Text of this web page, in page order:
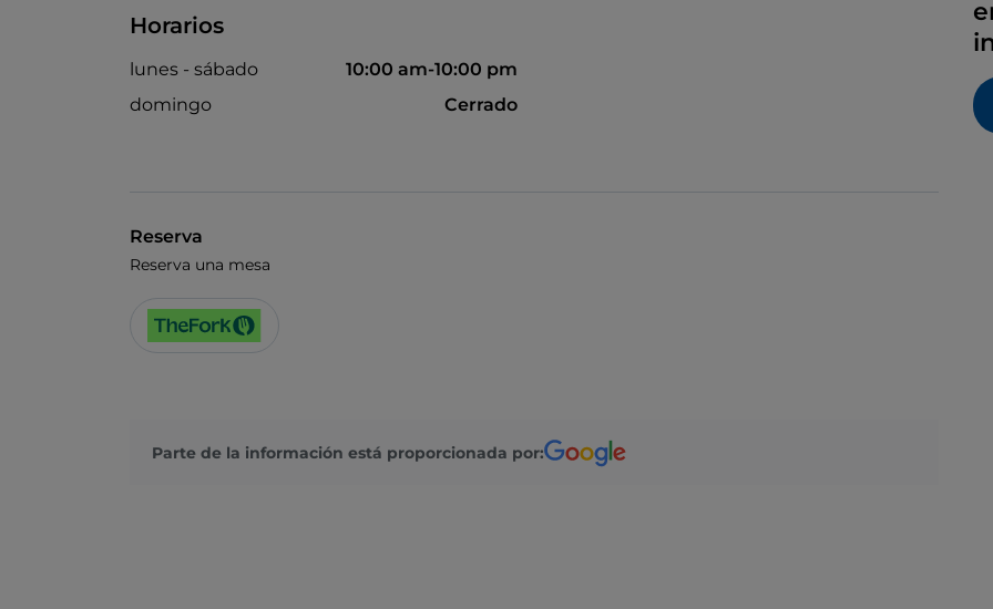
Horarios
lunes - sábado
10:00 am-10:00 pm
domingo
Cerrado
Reserva
Reserva una mesa
Parte de la información está proporcionada por: